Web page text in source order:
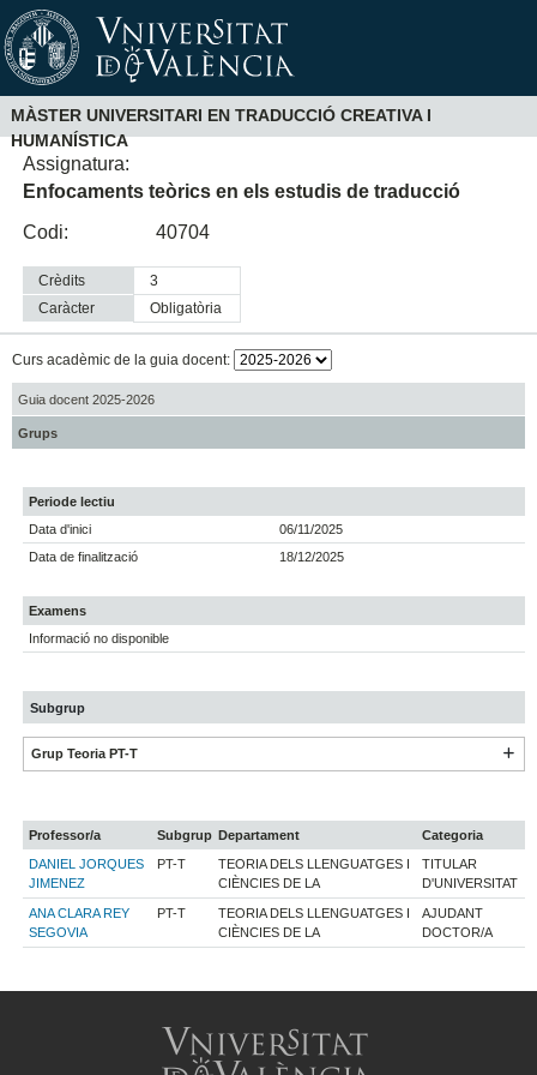
MÀSTER UNIVERSITARI EN TRADUCCIÓ CREATIVA I
HUMANÍSTICA
Assignatura:
Enfocaments teòrics en els estudis de traducció
Codi:
40704
Crèdits
3
Caràcter
obligatòria
Curs acadèmic de la guia docent:
Guia docent 2025-2026
Grups
Periode lectiu
Data d'inici
06/11/2025
Data de finalització
18/12/2025
Examens
Informació no disponible
Subgrup
Grup Teoria PT-T
Professor/a Subgrup Departament
Categoria
DANIEL JORQUES
JIMENEZ
PT-T
TEORIA DELS LLENGUATGES I
CIÈNCIES DE LA
TITULAR
D'UNIVERSITAT
ANA CLARA REY
SEGOVIA
PT-T
TEORIA DELS LLENGUATGES I
CIÈNCIES DE LA
AJUDANT
DOCTOR/A